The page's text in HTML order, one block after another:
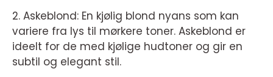
2. Askeblond: En kjølig blond nyans som kan
variere fra lys til mørkere toner. Askeblond er
ideelt for de med kjølige hudtoner og gir en
subtil og elegant stil.